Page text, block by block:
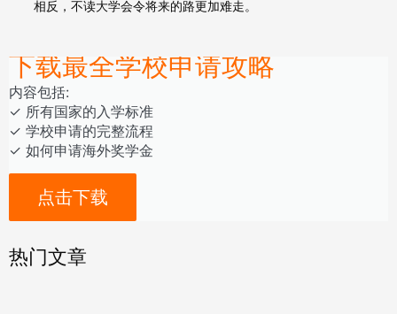
相反，不读大学会令将来的路更加难走。
下载最全学校申请攻略
内容包括:
‎‏‏‎‎‏‏‎‎‏✓ ‎所有国家的入学标准
✓ 学校申请的完整流程
✓ 如何申请海外奖学金
点击下载
热门文章